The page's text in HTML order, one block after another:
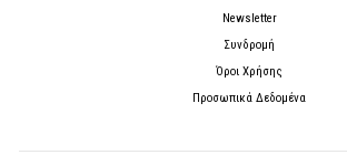
Newsletter
Συνδρομή
Όροι Χρήσης
Προσωπικά Δεδομένα